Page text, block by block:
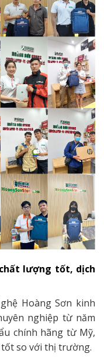
chất lượng tốt, dịch
Hoàng Sơn kinh
nghiệp từ năm
chính hãng từ Mỹ,
so với thị trường.